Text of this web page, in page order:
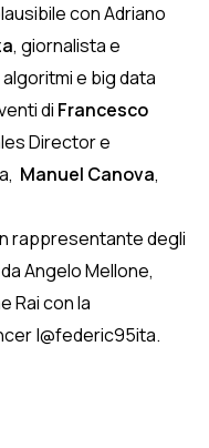
con Adriano
, giornalista e
e big data
di Francesco
Director e
Manuel Canova,
rappresentante degli
Angelo Mellone,
Rai con la
|@federic95ita.